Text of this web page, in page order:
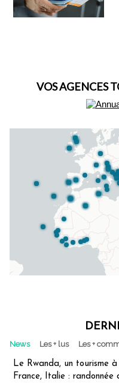
VOS AGENCES
News Les + lus Les +
Le Rwanda, un tourisme
France, Italie :